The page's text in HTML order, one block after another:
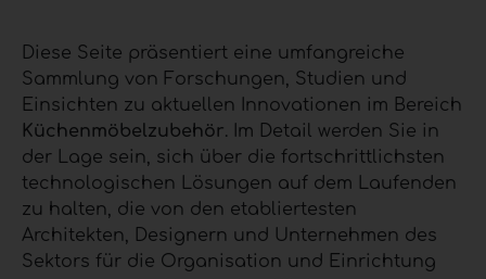
Diese Seite präsentiert eine umfangreiche
Sammlung von Forschungen, Studien und
Einsichten zu aktuellen Innovationen im Bereich
Küchenmöbelzubehör. Im Detail werden Sie in
der Lage sein, sich über die fortschrittlichsten
technologischen Lösungen auf dem Laufenden
zu halten, die von den etabliertesten
Architekten, Designern und Unternehmen des
Sektors für die Organisation und Einrichtung